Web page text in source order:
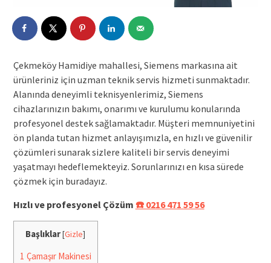
Çekmeköy Hamidiye mahallesi, Siemens markasına ait
ürünleriniz için uzman teknik servis hizmeti sunmaktadır.
Alanında deneyimli teknisyenlerimiz, Siemens
cihazlarınızın bakımı, onarımı ve kurulumu konularında
profesyonel destek sağlamaktadır. Müşteri memnuniyetini
ön planda tutan hizmet anlayışımızla, en hızlı ve güvenilir
çözümleri sunarak sizlere kaliteli bir servis deneyimi
yaşatmayı hedeflemekteyiz. Sorunlarınızı en kısa sürede
çözmek için buradayız.
Hızlı ve profesyonel Çözüm ☎️ 0216 471 59 56
Başlıklar[Gizle]
1 Çamaşır Makinesi